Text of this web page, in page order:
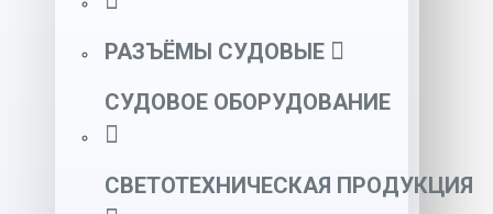
РАЗЪЁМЫ СУДОВЫЕ
СУДОВОЕ ОБОРУДОВАНИЕ
СВЕТОТЕХНИЧЕСКАЯ ПРОДУКЦИЯ